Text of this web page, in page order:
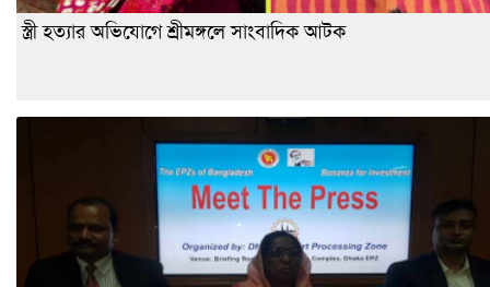
স্ত্রী হত্যার অভিযোগে শ্রীমঙ্গলে সাংবাদিক আটক